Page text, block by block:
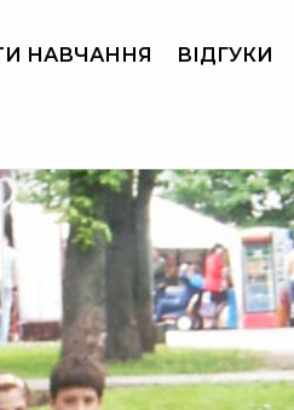
НАВЧАННЯ ВІДГУКИ